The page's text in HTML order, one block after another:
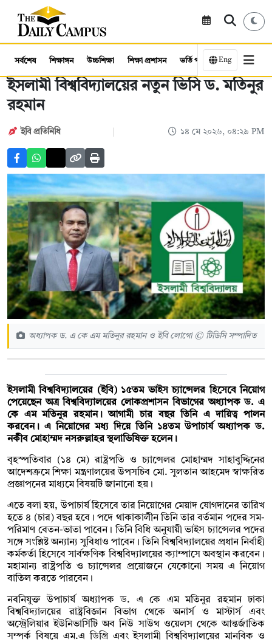
সর্বশেষ শিক্ষাঙ্গন উচ্চশিক্ষা শিক্ষা প্রশাসন ভর্তি পরীক্ষা কর্মসংস্থান
Eng
ইসলামী বিশ্ববিদ্যালয়ের নতুন ভিসি ড. মতিনুর
রহমান
ইবি প্রতিনিধি ১৪ মে ২০২৬, ০৪:২৯ PM
অধ্যাপক ড. এ কে এম মতিনুর রহমান ও ইবি লোগো © টিডিসি সম্পাদিত
ইসলামী বিশ্ববিদ্যালয়ের (ইবি) ১৫তম ভাইস চ্যান্সেলর হিসেবে নিয়োগ
পেয়েছেন অত্র বিশ্ববিদ্যালয়ের লোকপ্রশাসন বিভাগের অধ্যাপক ড. এ
কে এম মতিনুর রহমান। আগামী চার বছর তিনি এ দায়িত্ব পালন
করবেন। এ নিয়োগের মধ্য দিয়ে তিনি ১৪তম উপাচার্য অধ্যাপক ড.
নকীব মোহাম্মদ নসরুল্লাহর স্থলাভিষিক্ত হলেন।
বৃহস্পতিবার (১৪ মে) রাষ্ট্রপতি ও চ্যান্সেলর মোহাম্মদ সাহাবুদ্দিনের
আদেশক্রমে শিক্ষা মন্ত্রণালয়ের উপসচিব মো. সুলতান আহমেদ স্বাক্ষরিত
প্রজ্ঞাপনের মাধ্যমে বিষয়টি জানানো হয়।
এতে বলা হয়, উপাচার্য হিসেবে তার নিয়োগের মেয়াদ যোগদানের তারিখ
হতে ৪ (চার) বছর হবে। পদে থাকাকালীন তিনি তার বর্তমান পদের সম-
পরিমাণ বেতন-ভাতা পাবেন। তিনি বিধি অনুযায়ী ভাইস চ্যান্সেলর পদের
সঙ্গে সংশ্লিষ্ট অন্যান্য সুবিধাও পাবেন। তিনি বিশ্ববিদ্যালয়ের প্রধান নির্বাহী
কর্মকর্তা হিসেবে সার্বক্ষণিক বিশ্ববিদ্যালয়ের ক্যাম্পাসে অবস্থান করবেন।
মহামান্য রাষ্ট্রপতি ও চ্যান্সেলর প্রয়োজনে যেকোনো সময় এ নিয়োগ
বাতিল করতে পারবেন।
নবনিযুক্ত উপাচার্য অধ্যাপক ড. এ কে এম মতিনুর রহমান ঢাকা
বিশ্ববিদ্যালয়ের রাষ্ট্রবিজ্ঞান বিভাগ থেকে অনার্স ও মাস্টার্স এবং
অস্ট্রেলিয়ার ইউনিভার্সিটি অব নিউ সাউথ ওয়েলস থেকে আন্তর্জাতিক
সম্পর্ক বিষয়ে এম.এ ডিগ্রি এবং ইসলামী বিশ্ববিদ্যালয়ের মানবিক ও